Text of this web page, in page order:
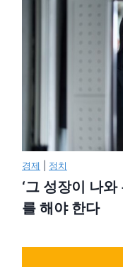
경제 정치
‘그 성장이 나
를 해야 한다